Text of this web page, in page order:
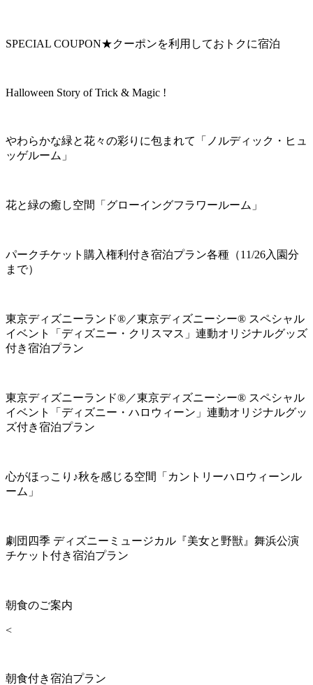
SPECIAL COUPON★クーポンを利用しておトクに宿泊
Halloween Story of Trick & Magic !
やわらかな緑と花々の彩りに包まれて「ノルディック・ヒュ
ッゲルーム」
花と緑の癒し空間「グローイングフラワールーム」
パークチケット購入権利付き宿泊プラン各種（11/26入園分
まで）
東京ディズニーランド®／東京ディズニーシー® スペシャル
イベント「ディズニー・クリスマス」連動オリジナルグッズ
付き宿泊プラン
東京ディズニーランド®／東京ディズニーシー® スペシャル
イベント「ディズニー・ハロウィーン」連動オリジナルグッ
ズ付き宿泊プラン
心がほっこり♪秋を感じる空間「カントリーハロウィーンル
ーム」
劇団四季 ディズニーミュージカル『美女と野獣』舞浜公演
チケット付き宿泊プラン
朝食のご案内
<
朝食付き宿泊プラン